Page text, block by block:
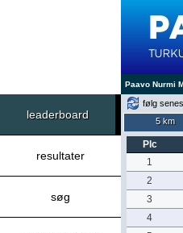
Paavo Nurmi
leaderboard
resultater
søg
følg
5 km
Plc
1
2
3
4